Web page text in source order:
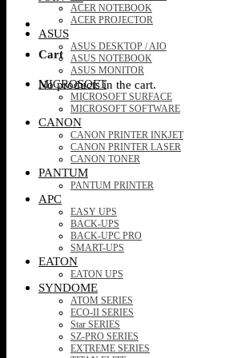
Cart
No products in the cart.
ACER NOTEBOOK
ACER PROJECTOR
ASUS
ASUS DESKTOP / AIO
ASUS NOTEBOOK
ASUS MONITOR
MICROSOFT
MICROSOFT SURFACE
MICROSOFT SOFTWARE
CANON
CANON PRINTER INKJET
CANON PRINTER LASER
CANON TONER
PANTUM
PANTUM PRINTER
APC
EASY UPS
BACK-UPS
BACK-UPC PRO
SMART-UPS
EATON
EATON UPS
SYNDOME
ATOM SERIES
ECO-II SERIES
Star SERIES
SZ-PRO SERIES
EXTREME SERIES